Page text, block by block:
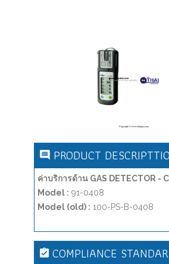
PRODUCT
ค่าบริการด้าน GAS DETECTOR -
Model : 91-0408
Model (old) : 100-PS-B-0408
COMPLIANCE